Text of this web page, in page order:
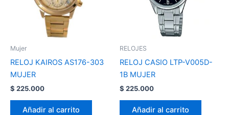
Mujer
RELOJ KAIROS AS176-303
MUJER
$ 225.000
Añadir al carrito
RELOJES
RELOJ CASIO LTP-V005D-
1B MUJER
$ 225.000
Añadir al carrito